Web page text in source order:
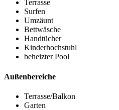
Terrasse
Surfen
Umzäunt
Bettwäsche
Handtücher
Kinderhochstuhl
beheizter Pool
Außenbereiche
Terrasse/Balkon
Garten